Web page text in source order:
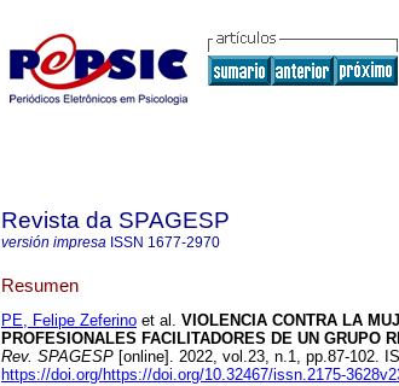
Revista da SPAGESP
versión impresa ISSN 1677-2970
Resumen
PE, Felipe Zeferino et al. VIOLENCIA CONTRA LA
PROFESIONALES FACILITADORES DE UN GRUPO
Rev. SPAGESP [online]. 2022, vol.23, n.1, pp.87-102.
https://doi.org/https://doi.org/10.32467/issn.2175-